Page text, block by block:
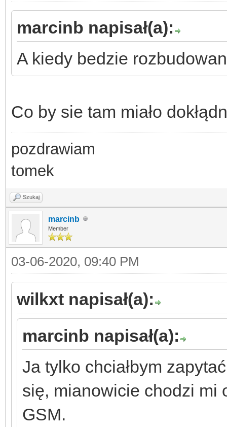
marcinb napisał(a):
A kiedy bedzie
Co by sie tam miało
pozdrawiam
tomek
Szukaj
marcinb
Member
03-06-2020, 09:40 PM
wilkxt napisał(a):
marcinb napisał(a):
Ja tylko chciałbym
się, mianowicie chodzi mi
GSM.